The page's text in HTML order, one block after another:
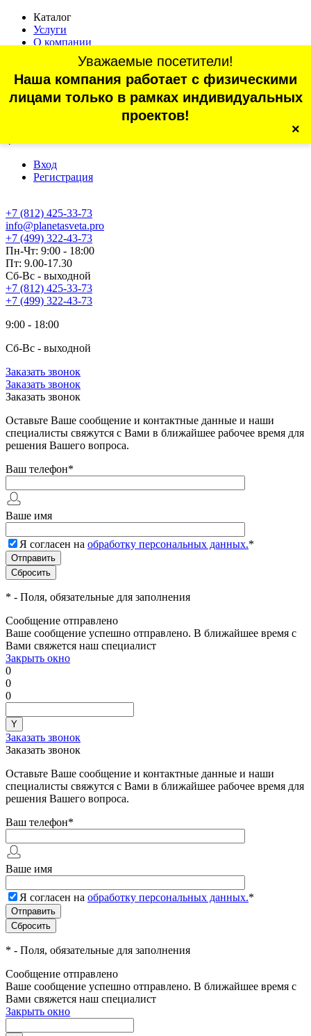
Каталог
Услуги
О компании
Статьи
Контакты
Отзывы
г. Санкт-Петербург, проспект Обуховской Обороны, 70, корп.
Вход
Регистрация
+7 (812) 425-33-73
Уважаемые посетители!
Наша компания работает с физическими
лицами только в рамках индивидуальных
проектов!
×
info@planetasveta.pro
+7 (499) 322-43-73
Пн-Чт: 9:00 - 18:00
Пт: 9.00-17.30
Сб-Вс - выходной
+7 (812) 425-33-73
+7 (499) 322-43-73
9:00 - 18:00
Сб-Вс - выходной
Заказать звонок
Заказать звонок
Заказать звонок
Оставьте Ваше сообщение и контактные данные и наши
специалисты свяжутся с Вами в ближайшее рабочее время для
решения Вашего вопроса.
Ваш телефон*
Ваше имя
Я согласен на обработку персональных данных.*
* - Поля, обязательные для заполнения
Сообщение отправлено
Ваше сообщение успешно отправлено. В ближайшее время с
Вами свяжется наш специалист
Закрыть окно
0
0
0
Заказать звонок
Заказать звонок
Оставьте Ваше сообщение и контактные данные и наши
специалисты свяжутся с Вами в ближайшее рабочее время для
решения Вашего вопроса.
Ваш телефон*
Ваше имя
Я согласен на обработку персональных данных.*
* - Поля, обязательные для заполнения
Сообщение отправлено
Ваше сообщение успешно отправлено. В ближайшее время с
Вами свяжется наш специалист
Закрыть окно